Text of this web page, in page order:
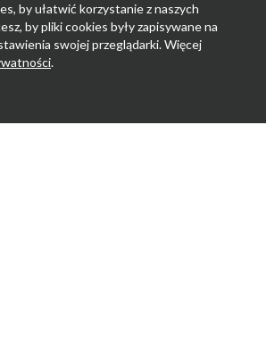
by ułatwić korzystanie z naszych
by pliki cookies były zapisywane na
swojej przeglądarki. Więcej
.